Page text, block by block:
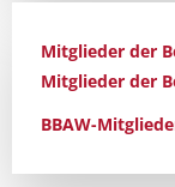
Mitglieder der
Mitglieder der
BBAW-